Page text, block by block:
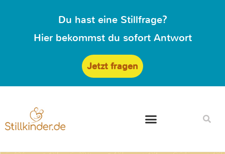
Du hast eine Stillfrage?
Hier bekommst du sofort Antwort
Jetzt fragen